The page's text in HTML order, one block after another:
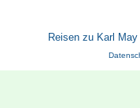
Reisen zu Karl May